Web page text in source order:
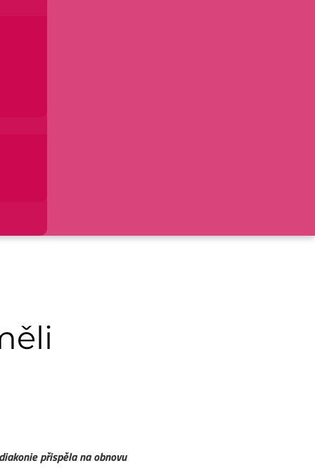
přispěla na obnovu